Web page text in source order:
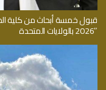
2026″ بالولايات المتحدة